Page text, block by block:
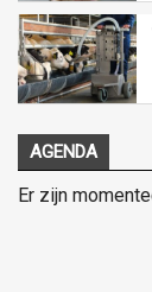
AGENDA
Er zijn